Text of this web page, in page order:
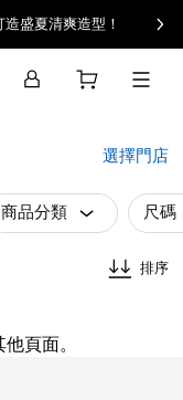
盛夏清爽造型！
選擇門店
商品分類 尺碼
排序
頁面。